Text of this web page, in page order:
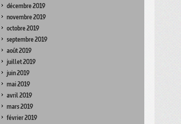
décembre 2019
novembre 2019
octobre 2019
septembre 2019
août 2019
juillet 2019
juin 2019
mai 2019
avril 2019
mars 2019
février 2019